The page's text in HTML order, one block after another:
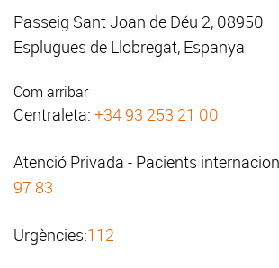
Passeig Sant Joan de Déu 2, 08950
Esplugues de Llobregat, Espanya
Com arribar
Centraleta: +34 93 253 21 00
Atenció Privada - Pacients
97 83
Urgències:112